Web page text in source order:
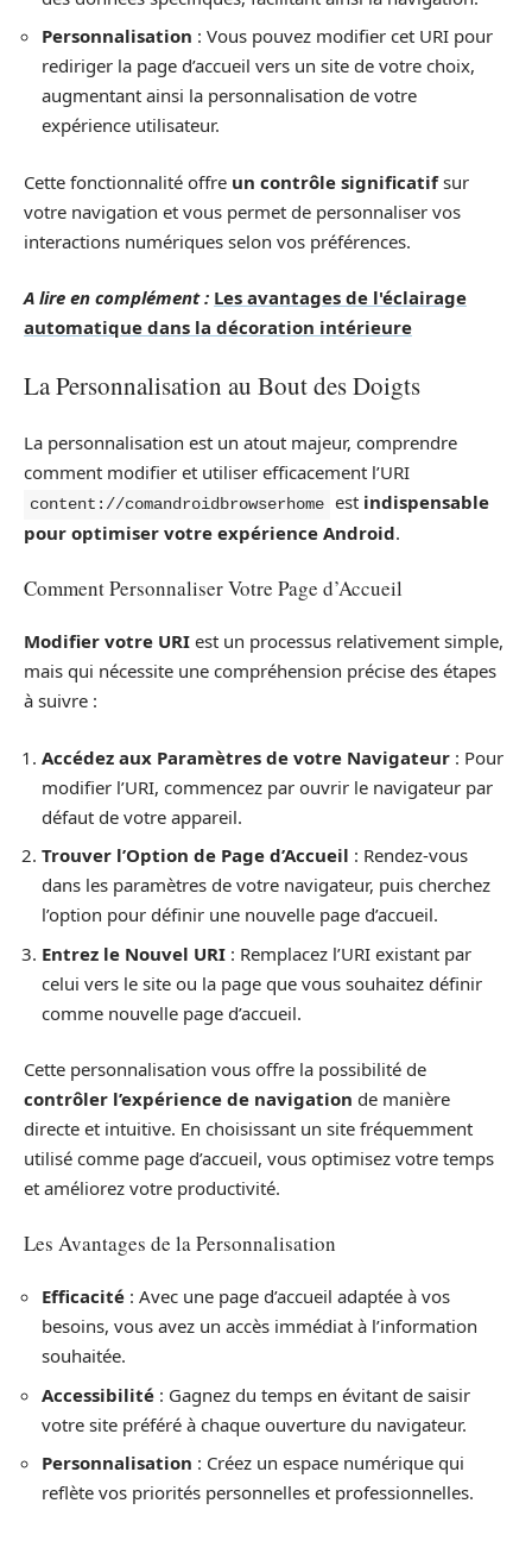
Personnalisation : Vous pouvez modifier cet URI pour
rediriger la page d’accueil vers un site de votre choix,
augmentant ainsi la personnalisation de votre
expérience utilisateur.
Cette fonctionnalité offre un contrôle significatifsur
votre navigation et vous permet de personnaliser vos
interactions numériques selon vos préférences.
A lire en complément : Les avantages de l'éclairage
automatique dans la décoration intérieure
La Personnalisation au Bout des Doigts
La personnalisation est un atout majeur, comprendre
comment modifier et utiliser efficacement l’URI
content://comandroidbrowserhome est indispensable
pour optimiser votre expérience Android.
Comment Personnaliser Votre Page d’Accueil
Modifier votre URI est un processus relativement simple,
mais qui nécessite une compréhension précise des étapes
à suivre :
Accédez aux Paramètres de votre Navigateur : Pour
modifier l’URI, commencez par ouvrir le navigateur par
défaut de votre appareil.
Trouver l’Option de Page d’Accueil : Rendez-vous
dans les paramètres de votre navigateur, puis cherchez
l’option pour définir une nouvelle page d’accueil.
Entrez le Nouvel URI : Remplacez l’URI existant par
celui vers le site ou la page que vous souhaitez définir
comme nouvelle page d’accueil.
Cette personnalisation vous offre la possibilité de
contrôler l’expérience de navigation de manière
directe et intuitive. En choisissant un site fréquemment
utilisé comme page d’accueil, vous optimisez votre temps
et améliorez votre productivité.
Les Avantages de la Personnalisation
Efficacité : Avec une page d’accueil adaptée à vos
besoins, vous avez un accès immédiat à l’information
souhaitée.
Accessibilité : Gagnez du temps en évitant de saisir
votre site préféré à chaque ouverture du navigateur.
Personnalisation : Créez un espace numérique qui
reflète vos priorités personnelles et professionnelles.